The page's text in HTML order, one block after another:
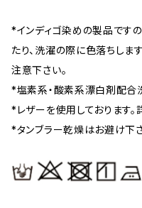
*インディゴ染めの製品です
たり、洗濯の際に色落ちしま
注意下さい。
*塩素系・酸素系漂白剤配合
*レザーを使用しております
*タンブラー乾燥はお避け下